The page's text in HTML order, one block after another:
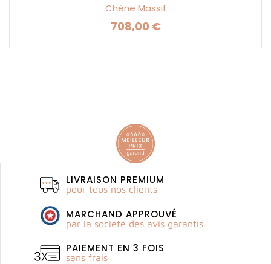
Chêne Massif
Prix
708,00 €
LIVRAISON PREMIUM
pour tous nos clients
MARCHAND APPROUVÉ
par la société des avis garantis
PAIEMENT EN 3 FOIS
sans frais